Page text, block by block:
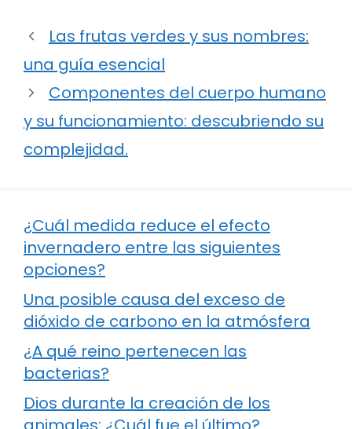
Las frutas verdes y sus nombres:
una guía esencial
Componentes del cuerpo humano
y su funcionamiento: descubriendo su
complejidad.
¿Cuál medida reduce el efecto
invernadero entre las siguientes
opciones?
Una posible causa del exceso de
dióxido de carbono en la atmósfera
¿A qué reino pertenecen las
bacterias?
Dios durante la creación de los